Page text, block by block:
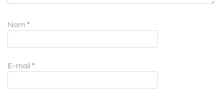
Nom *
E-mail *